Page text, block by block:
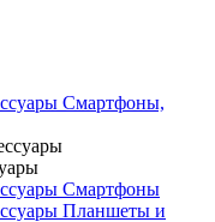
Смартфоны,
Смартфоны
Планшеты и